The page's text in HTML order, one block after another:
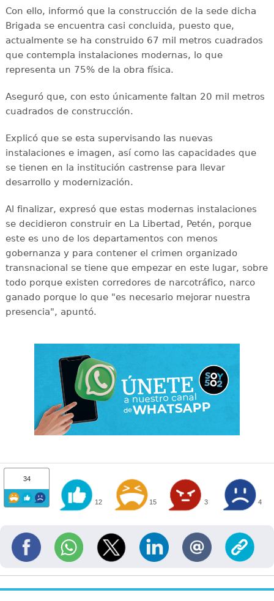
Con ello, informó que la construcción de la sede dicha
Brigada se encuentra casi concluida, puesto que,
actualmente se ha construido 67 mil metros cuadrados
que contempla instalaciones modernas, lo que
representa un 75% de la obra física.
Aseguró que, con esto únicamente faltan 20 mil metros
cuadrados de construcción.
Explicó que se esta supervisando las nuevas
instalaciones e imagen, así como las capacidades que
se tienen en la institución castrense para llevar
desarrollo y modernización.
Al finalizar, expresó que estas modernas instalaciones
se decidieron construir en La Libertad, Petén, porque
este es uno de los departamentos con menos
gobernanza y para contener el crimen organizado
transnacional se tiene que empezar en este lugar, sobre
todo porque existen corredores de narcotráfico, narco
ganado porque lo que "es necesario mejorar nuestra
presencia", apuntó.
34
12 15 3 4